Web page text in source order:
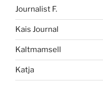
Journalist F.
Kais Journal
Kaltmamsell
Katja